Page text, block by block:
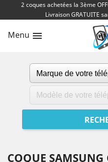
2 coques achetées la 3ème
Livraison GRATUITE
Menu 
COQUE SAMSUNG